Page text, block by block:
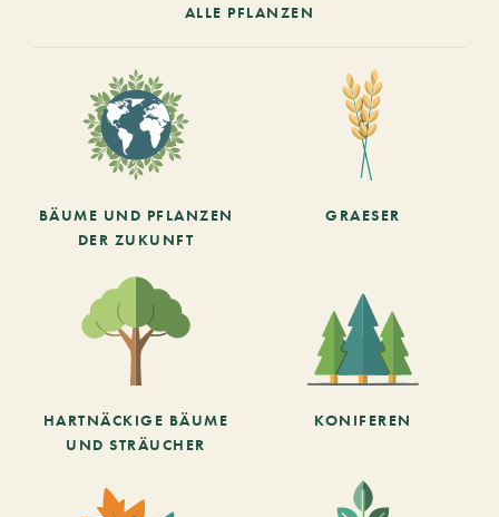
ALLE PFLANZEN
BÄUME UND PFLANZEN
DER ZUKUNFT
GRAESER
HARTNÄCKIGE BÄUME
UND STRÄUCHER
KONIFEREN